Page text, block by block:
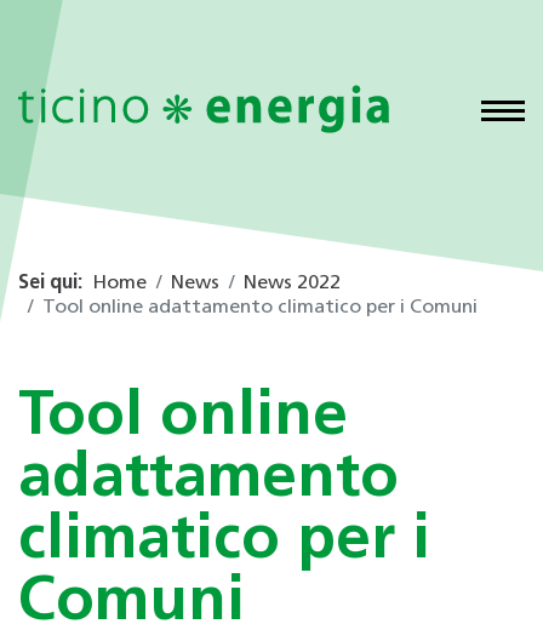
Sei qui: Home News
News 2022
Tool online adattamento climatico per i Comuni
Tool online
adattamento
climatico per i
Comuni